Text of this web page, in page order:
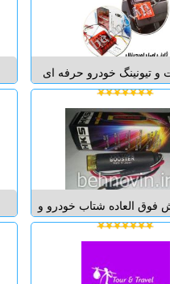
نفتی بدون بو 3- مقاومت بسیار بالا
...
و تیونینگ خودرو حرفه ای
"بازرگانی قطعات خودرو
فروش قطعات تیونینگ
خودرو بهنوین" تقویت ،
شتاب ، افزایش سرعت
و تاخیر اولیه حرکت ت...
فوق العاده شتاب خودرو و
مصرف سوخت و تقویت
ویژه برق خودرو. این
جدید سال 2016 می باشد تاثیرات